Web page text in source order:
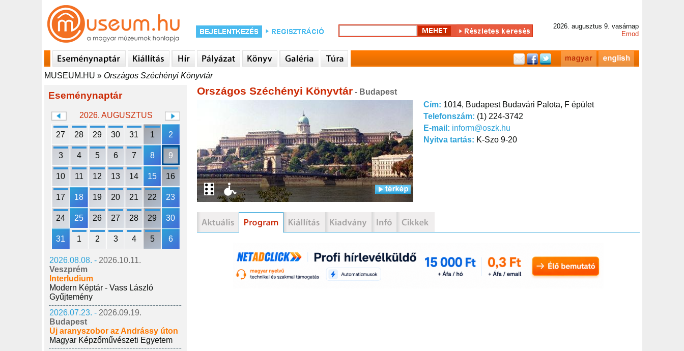
2026. augusztus 9. vasárnap
Emod
MUSEUM.HU » Országos Széchényi Könyvtár
Eseménynaptár
2026. AUGUSZTUS
27 28 29 30 31 1 2
3 4 5 6 7 8 9
10 11 12 13 14 15 16
17 18 19 20 21 22 23
24 25 26 27 28 29 30
31 1 2 3 4 5 6
2026.08.08. - 2026.10.11.
Veszprém
Interludium
Modern Képtár - Vass László
Gyűjtemény
2026.07.23. - 2026.09.19.
Budapest
Új aranyszobor az Andrássy úton
Magyar Képzőművészeti Egyetem
Országos Széchényi Könyvtár - Budapest
Cím: 1014, Budapest Budavári Palota, F épület
Telefonszám: (1) 224-3742
E-mail: inform@oszk.hu
Nyitva tartás: K-Szo 9-20